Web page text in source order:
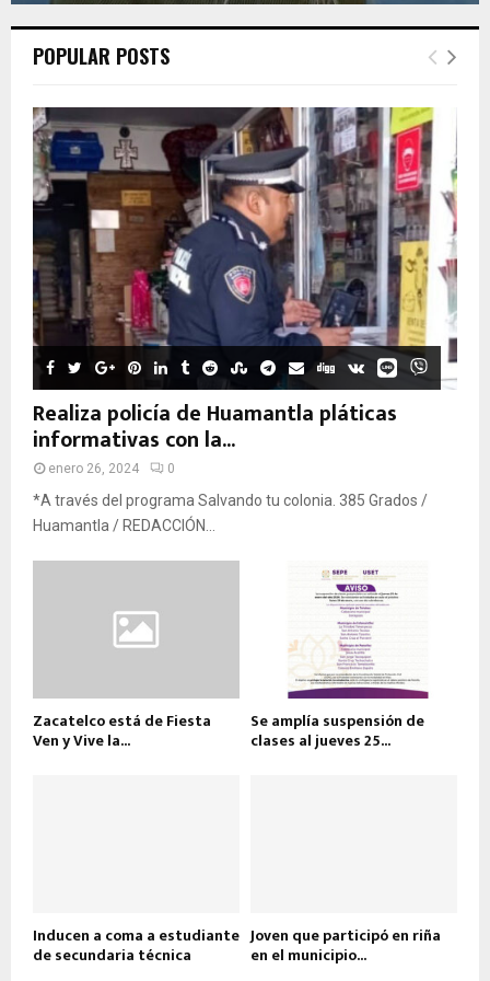
POPULAR POSTS
Realiza policía de Huamantla pláticas
informativas con la...
enero 26, 2024 0
*A través del programa Salvando tu colonia. 385 Grados /
Huamantla / REDACCIÓN...
Zacatelco está de Fiesta
Ven y Vive la...
Se amplía suspensión de
clases al jueves 25...
Inducen a coma a estudiante
de secundaria técnica
Joven que participó en riña
en el municipio...